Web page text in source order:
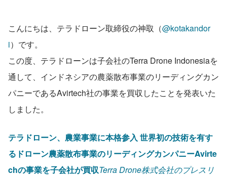
こんにちは、テラドローン取締役の神取（@kotakandor
i）です。
この度、テラドローンは子会社のTerra Drone Indonesiaを
通して、インドネシアの農薬散布事業のリーディングカン
パニーであるAvirtech社の事業を買収したことを発表いた
しました。
テラドローン、農業事業に本格参入 世界初の技術を有す
るドローン農薬散布事業のリーディングカンパニーAvirte
chの事業を子会社が買収Terra Drone株式会社のプレスリ